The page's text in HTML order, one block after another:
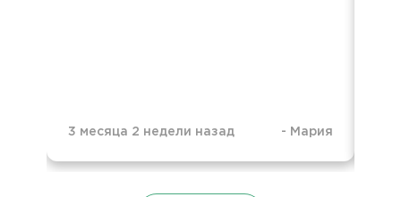
3 месяца 2 недели назад - Мария